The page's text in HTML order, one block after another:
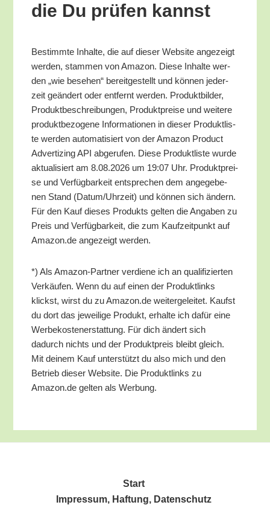
die Du prü­fen kannst
Bestimm­te Inhal­te, die auf die­ser Web­site ange­zeigt
wer­den, stam­men von Ama­zon. Die­se Inhal­te wer­
den „wie bese­hen“ bereit­ge­stellt und kön­nen jeder­
zeit geän­dert oder ent­fernt wer­den. Pro­dukt­bil­der,
Pro­dukt­be­schrei­bun­gen, Pro­dukt­prei­se und wei­te­re
pro­dukt­be­zo­ge­ne Infor­ma­tio­nen in die­ser Pro­dukt­lis­
te wer­den auto­ma­ti­siert von der Ama­zon Pro­duct
Adver­tiz­ing API abge­ru­fen. Die­se Pro­dukt­lis­te wur­de
aktua­li­siert am 8.08.2026 um 19:07 Uhr. Pro­dukt­prei­
se und Ver­füg­bar­keit ent­spre­chen dem ange­ge­be­
nen Stand (Datum/​Uhrzeit) und kön­nen sich ändern.
Für den Kauf die­ses Pro­dukts gel­ten die Anga­ben zu
Preis und Ver­füg­bar­keit, die zum Kauf­zeit­punkt auf
Amazon.de ange­zeigt werden.
*) Als Ama­zon-Part­ner ver­die­ne ich an qua­li­fi­zier­ten
Ver­käu­fen. Wenn du auf einen der Pro­dukt­links
klickst, wirst du zu Amazon.de wei­ter­ge­lei­tet. Kaufst
du dort das jewei­li­ge Pro­dukt, erhal­te ich dafür eine
Wer­be­kos­ten­er­stat­tung. Für dich ändert sich
dadurch nichts und der Pro­dukt­preis bleibt gleich.
Mit dei­nem Kauf unter­stützt du also mich und den
Betrieb die­ser Web­site. Die Pro­dukt­links zu
Amazon.de gel­ten als Werbung.
Start
Impres­sum, Haf­tung, Datenschutz